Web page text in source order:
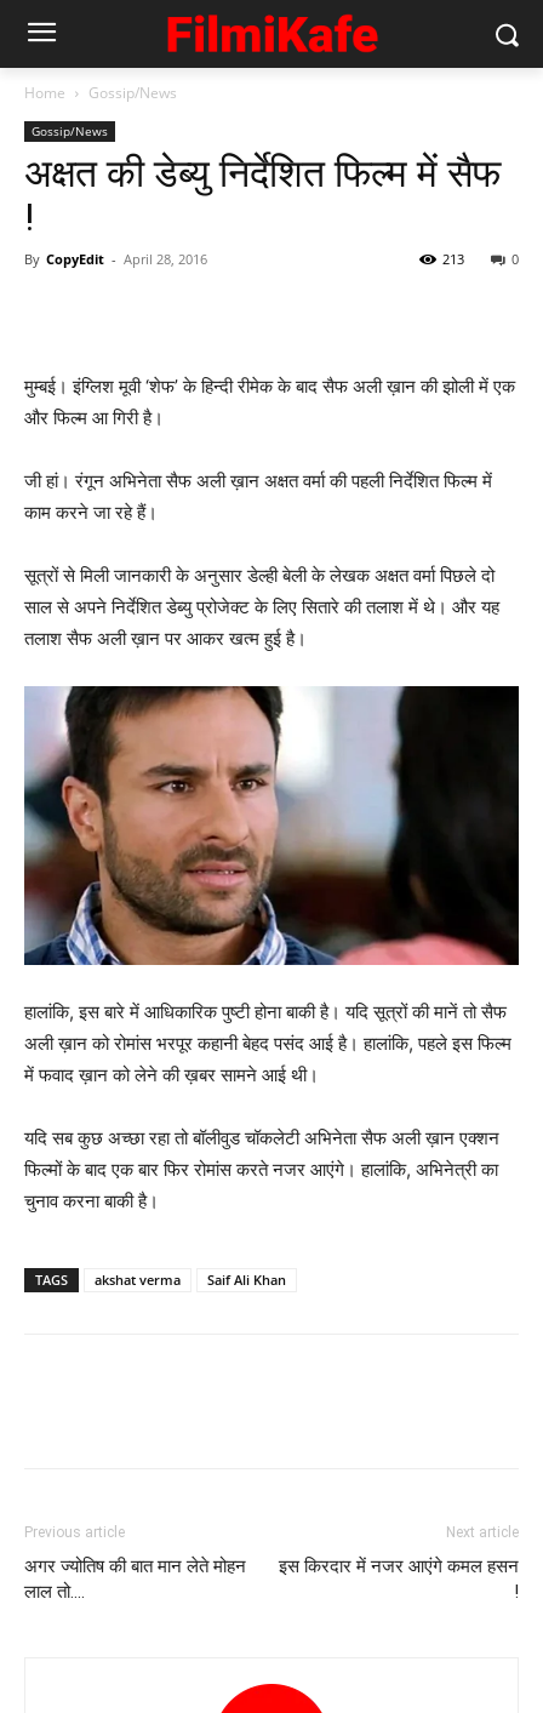
Home Gossip/News
Gossip/News
अक्षत की डेब्यु निर्देशित फिल्म में सैफ
!
By CopyEdit - April 28, 2016 0
213
मुम्‍बई। इंग्‍लिश मूवी ‘शेफ’ के हिन्‍दी रीमेक के बाद सैफ अली ख़ान की झोली में एक
और फिल्‍म आ गिरी है।
जी हां। रंगून अभिनेता सैफ अली ख़ान अक्षत वर्मा की पहली निर्देशित फिल्म में
काम करने जा रहे हैं।
सूत्रों से मिली जानकारी के अनुसार डेल्‍ही बेली के लेखक अक्षत वर्मा पिछले दो
साल से अपने निर्देशित डेब्‍यु प्रोजेक्‍ट के लिए सितारे की तलाश में थे। और यह
तलाश सैफ अली ख़ान पर आकर खत्‍म हुई है।
हालांकि, इस बारे में आधिकारिक पुष्‍टी होना बाकी है। यदि सूत्रों की मानें तो सैफ
अली ख़ान को रोमांस भरपूर कहानी बेहद पसंद आई है। हालांकि, पहले इस फिल्‍म
में फवाद ख़ान को लेने की ख़बर सामने आई थी।
यदि सब कुछ अच्‍छा रहा तो बॉलीवुड चॉकलेटी अभिनेता सैफ अली ख़ान एक्‍शन
फिल्‍मों के बाद एक बार फिर रोमांस करते नजर आएंगे। हालांकि, अभिनेत्री का
चुनाव करना बाकी है।
TAGS akshat verma Saif Ali Khan
Previous article
अगर ज्‍योतिष की बात मान लेते मोहन
लाल तो….
Next article
इस किरदार में नजर आएंगे कमल हसन
!